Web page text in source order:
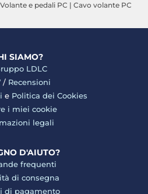
Volante e pedali PC | Cavo volante PC
SIAMO?
LDLC
/ Recensioni
e Politica dei Cookies
i miei cookie
legali
D'AIUTO?
frequenti
di consegna
di pagamento